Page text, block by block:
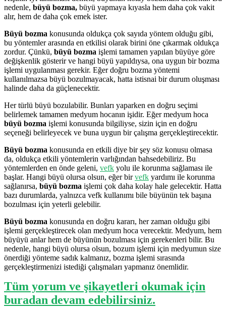
nedenle, büyü bozma, büyü yapmaya kıyasla hem daha çok vakit
alır, hem de daha çok emek ister.
Büyü bozma konusunda oldukça çok sayıda yöntem olduğu gibi,
bu yöntemler arasında en etkilisi olarak birini öne çıkarmak oldukça
zordur. Çünkü, büyü bozma işlemi tamamen yapılan büyüye göre
değişkenlik gösterir ve hangi büyü yapıldıysa, ona uygun bir bozma
işlemi uygulanması gerekir. Eğer doğru bozma yöntemi
kullanılmazsa büyü bozulmayacak, hatta istisnai bir durum oluşması
halinde daha da güçlenecektir.
Her türlü büyü bozulabilir. Bunları yaparken en doğru seçimi
belirlemek tamamen medyum hocanın işidir. Eğer medyum hoca
büyü bozma işlemi konusunda bilgiliyse, sizin için en doğru
seçeneği belirleyecek ve buna uygun bir çalışma gerçekleştirecektir.
Büyü bozma konusunda en etkili diye bir şey söz konusu olmasa
da, oldukça etkili yöntemlerin varlığından bahsedebiliriz. Bu
yöntemlerden en önde geleni, vefk yolu ile korunma sağlaması ile
başlar. Hangi büyü olursa olsun, eğer birvefk yardımı ile korunma
sağlanırsa, büyü bozma işlemi çok daha kolay hale gelecektir. Hatta
bazı durumlarda, yalnızca vefk kullanımı bile büyünün tek başına
bozulması için yeterli gelebilir.
Büyü bozma konusunda en doğru kararı, her zaman olduğu gibi
işlemi gerçekleştirecek olan medyum hoca verecektir. Medyum, hem
büyüyü anlar hem de büyünün bozulması için gerekenleri bilir. Bu
nedenle, hangi büyü olursa olsun, bozum işlemi için medyumun size
önerdiği yönteme sadık kalmanız, bozma işlemi sırasında
gerçekleştirmenizi istediği çalışmaları yapmanız önemlidir.
Tüm yorum ve şikayetleri okumak için
buradan devam edebilirsiniz.